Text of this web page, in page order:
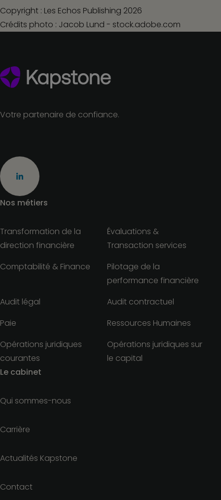
Copyright : Les Echos Publishing 2026
Crédits photo : Jacob Lund - stock.adobe.com
Votre partenaire de confiance.
Nos métiers
Transformation de la
direction financière
Évaluations &
Transaction services
Comptabilité & Finance
Pilotage de la
performance financière
Audit légal
Audit contractuel
Paie
Ressources Humaines
Opérations juridiques
courantes
Opérations juridiques sur
le capital
Le cabinet
Qui sommes-nous
Carrière
Actualités Kapstone
Contact